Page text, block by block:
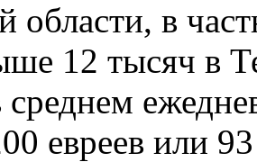
области, в
12 тысяч в
среднем
евреев или